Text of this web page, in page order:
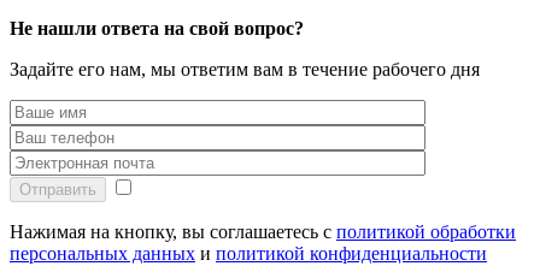
Не нашли ответа на свой вопрос?
Задайте его нам, мы ответим вам в течение рабочего дня
Отправить
Нажимая на кнопку, вы соглашаетесь с политикой обработки
персональных данных и политикой конфиденциальности